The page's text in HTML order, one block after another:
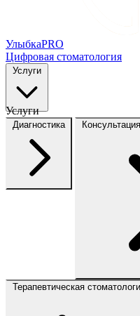
УлыбкаPRO
Цифровая стоматология
Услуги
Услуги
Диагностика
Терапевтическая